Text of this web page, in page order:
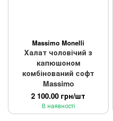
Massimo Monelli
Халат чоловічий з
капюшоном
комбінований софт
Massimo
2 100.00 грн/шт
В наявності